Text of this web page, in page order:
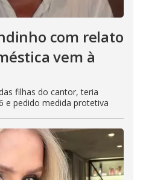
com relato
vem à
filhas do cantor, teria
e pedido medida protetiva